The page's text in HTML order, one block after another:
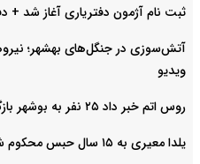
ثبت نام آژمون دفتریاری آغاز شد +
آتش‌سوزی در جنگل‌های بهشهر؛
ویدیو
روس اتم خبر داد ۲۵ نفر به بوشهر بازگشتند
یلدا معیری به ۱۵ سال حبس محکوم شد